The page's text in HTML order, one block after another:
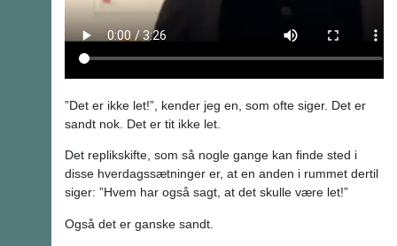
”Det er ikke let!”, kender jeg en, som ofte siger. Det er
sandt nok. Det er tit ikke let.
Det replikskifte, som så nogle gange kan finde sted i
disse hverdagssætninger er, at en anden i rummet dertil
siger: ”Hvem har også sagt, at det skulle være let!”
Også det er ganske sandt.